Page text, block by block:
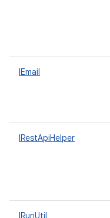
IEmail
IRestApiHelper
IRunUtil